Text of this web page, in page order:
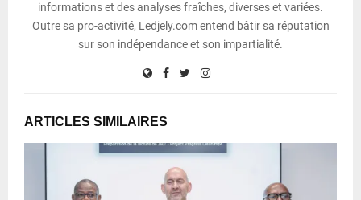
informations et des analyses fraîches, diverses et variées.
Outre sa pro-activité, Ledjely.com entend bâtir sa réputation
sur son indépendance et son impartialité.
ARTICLES SIMILAIRES